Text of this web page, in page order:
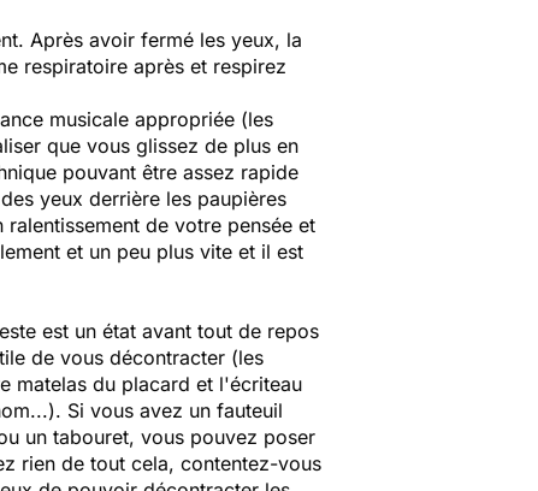
Après avoir fermé les yeux, la
respiratoire après et respirez
musicale appropriée (les
que vous glissez de plus en
pouvant être assez rapide
yeux derrière les paupières
de votre pensée et
et un peu plus vite et il est
est un état avant tout de repos
de vous décontracter (les
matelas du placard et l'écriteau
Si vous avez un fauteuil
un tabouret, vous pouvez poser
rien de tout cela, contentez-vous